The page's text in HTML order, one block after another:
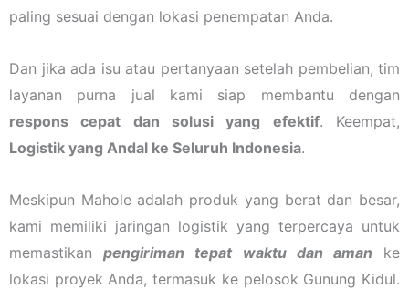
paling sesuai dengan lokasi penempatan Anda.
Dan jika ada isu atau pertanyaan setelah pembelian, tim
layanan purna jual kami siap membantu dengan
respons cepat dan solusi yang efektif. Keempat,
Logistik yang Andal ke Seluruh Indonesia.
Meskipun Mahole adalah produk yang berat dan besar,
kami memiliki jaringan logistik yang terpercaya untuk
memastikanpengiriman tepat waktu dan amanke
lokasi proyek Anda, termasuk ke pelosok Gunung Kidul.